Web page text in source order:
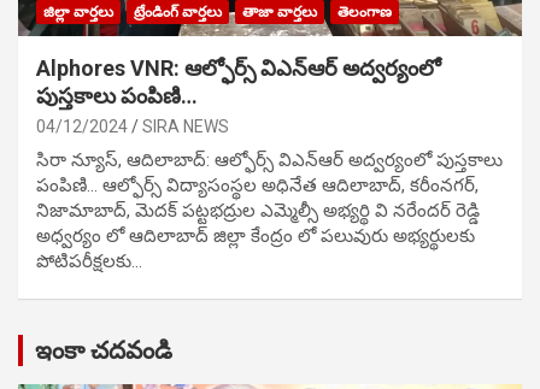
జిల్లా వార్తలు ట్రేండింగ్ వార్తలు తాజా వార్తలు తెలంగాణ
Alphores VNR: ఆల్ఫోర్స్ విఎన్ఆర్ అద్వర్యంలో
పుస్తకాలు పంపిణి…
04/12/2024 SIRA NEWS
సిరా న్యూస్, ఆదిలాబాద్: ఆల్ఫోర్స్ విఎన్ఆర్ అద్వర్యంలో పుస్తకాలు
పంపిణి… ఆల్ఫోర్స్ విద్యాసంస్థల అధినేత ఆదిలాబాద్, కరీంనగర్,
నిజామాబాద్, మెదక్ పట్టభద్రుల ఎమ్మెల్సీ అభ్యర్థి వి నరేందర్ రెడ్డి
అధ్వర్యం లో ఆదిలాబాద్ జిల్లా కేంద్రం లో పలువురు అభ్యర్థులకు
పోటిప‌రీక్ష‌ల‌కు…
ఇంకా చదవండి